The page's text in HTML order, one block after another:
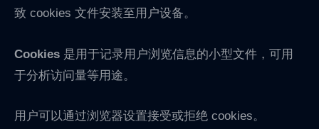
致 cookies 文件安装至用户设备。
Cookies 是用于记录用户浏览信息的小型文件，可用
于分析访问量等用途。
用户可以通过浏览器设置接受或拒绝 cookies。